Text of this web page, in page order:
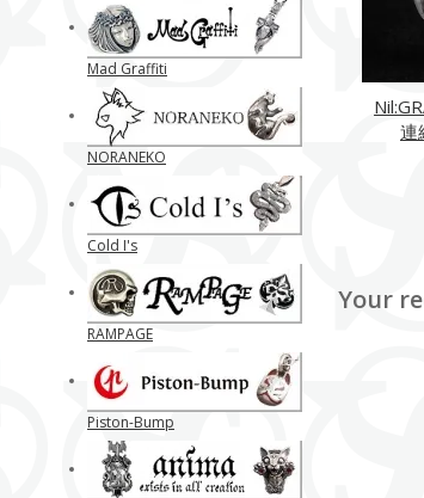
連
Your
Mad Graffiti
NORANEKO
Cold I's
RAMPAGE
Piston-Bump